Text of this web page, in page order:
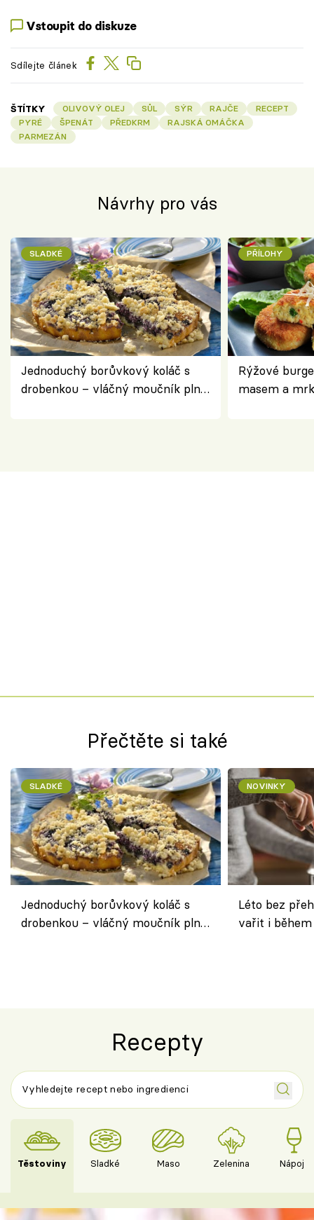
Vstoupit do diskuze
Sdílejte článek
ŠTÍTKY OLIVOVÝ OLEJ SŮL SÝR RAJČE
RECEPT
PYRÉ
ŠPENÁT PŘEDKRM
RAJSKÁ OMÁČKA
PARMEZÁN
Návrhy pro vás
SLADKÉ
Jednoduchý borůvkový koláč s
drobenkou – vláčný moučník plný
PŘÍLOHY
Rýžové
masem a
Přečtěte si také
SLADKÉ
Jednoduchý borůvkový koláč s
drobenkou – vláčný moučník plný
NOVINKY
Léto bez
vařit i
Recepty
Těstoviny Sladké Maso Zelenina Nápoje